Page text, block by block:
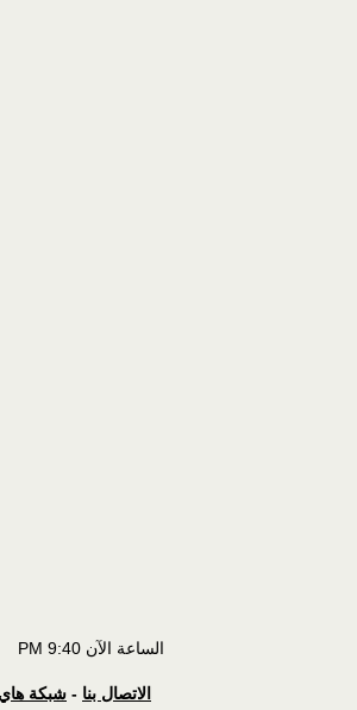
الساعة الآن9:40 PM
الاتصال بنا - شبكة